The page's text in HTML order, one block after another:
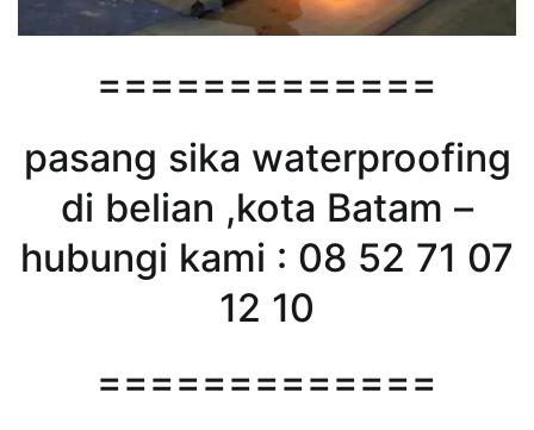
=============
pasang sika waterproofing
di belian ,kota Batam –
hubungi kami : 08 52 71 07
12 10
=============